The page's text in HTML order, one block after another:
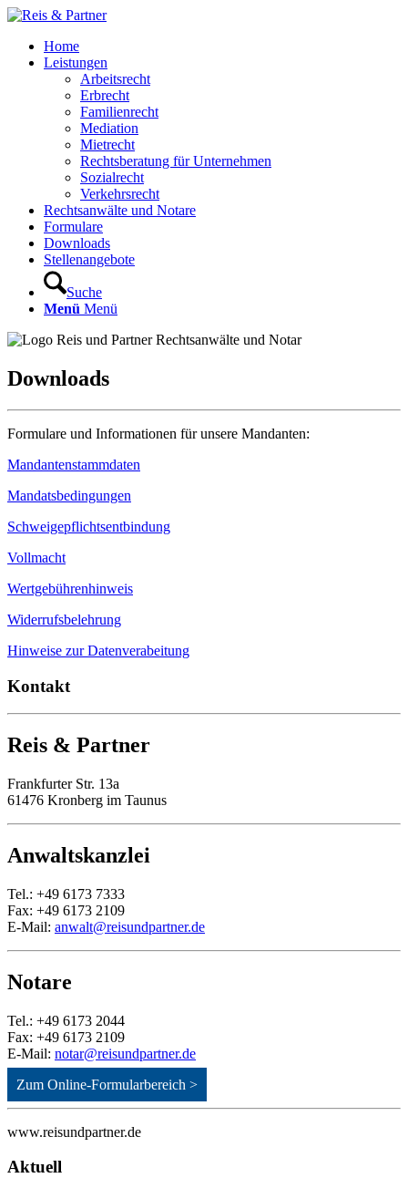
Home
Leistungen
Arbeitsrecht
Erbrecht
Familienrecht
Mediation
Mietrecht
Rechtsberatung für Unternehmen
Sozialrecht
Verkehrsrecht
Rechtsanwälte und Notare
Formulare
Downloads
Stellenangebote
Suche
Menü Menü
Downloads
Formulare und Informationen für unsere Mandanten:
Mandantenstammdaten
Mandatsbedingungen
Schweigepflichtsentbindung
Vollmacht
Wertgebührenhinweis
Widerrufsbelehrung
Hinweise zur Datenverabeitung
Kontakt
Reis & Partner
Frankfurter Str. 13a
61476 Kronberg im Taunus
Anwaltskanzlei
Tel.: +49 6173 7333
Fax: +49 6173 2109
E-Mail: anwalt@reisundpartner.de
Notare
Tel.: +49 6173 2044
Fax: +49 6173 2109
E-Mail: notar@reisundpartner.de
Zum Online-Formularbereich >
www.reisundpartner.de
Aktuell